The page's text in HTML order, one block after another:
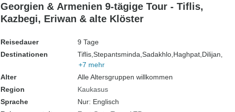
Georgien & Armenien 9-tägige Tour - Tiflis,
Kazbegi, Eriwan & alte Klöster
Reisedauer
9 Tage
Destinationen
Tiflis, Stepantsminda, Sadakhlo, Haghpat, Dilijan,
+7 mehr
Alter
Alle Altersgruppen willkommen
Region
Kaukasus
Sprache
Nur: Englisch